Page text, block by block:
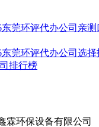
东莞环评代办公司亲
东莞环评代办公司选
排行榜
霖环保设备有限公司